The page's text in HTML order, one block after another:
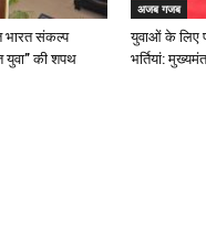
भारत संकल्प
युवा” की शपथ
अजब गजब
युवाओं के लिए
भर्तियां: